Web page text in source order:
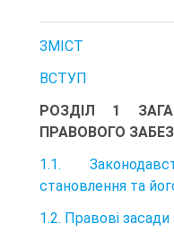
ЗМІСТ
ВСТУП
РОЗДІЛ 1
ПРАВОВОГО
1.1.
становлення та
1.2. Правові